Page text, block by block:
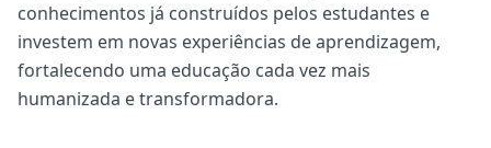
conhecimentos já construídos pelos estudantes e
investem em novas experiências de aprendizagem,
fortalecendo uma educação cada vez mais
humanizada e transformadora.